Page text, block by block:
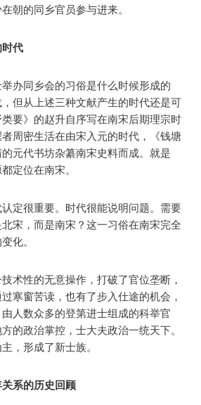
朝的同乡官员参与进来。
代
办同乡会的习俗是什么时候形成的
但从上述三种文献产生的时代还是可
要》的赵升自序写在南宋后期理宗时
周密生活在由宋入元的时代，《钱塘
元代书坊杂纂南宋史料而成。就是
定位在南宋。
定很重要。时代很能说明问题。需要
宋，而是南宋？这一习俗在南宋完全
化。
术性的无意操作，打破了官位垄断，
寒窗苦读，也有了步入仕途的机会，
人数众多的登第进士组成的科举官
的政治掌控，士大夫政治一统天下。
，形成了新士族。
系的历史回顾